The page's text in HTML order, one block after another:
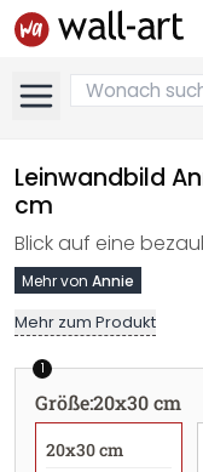
Leinwandbild
cm
Blick auf eine
Mehr von Annie
Mehr zum Produkt
1
Größe:20x30 cm
20x30 cm